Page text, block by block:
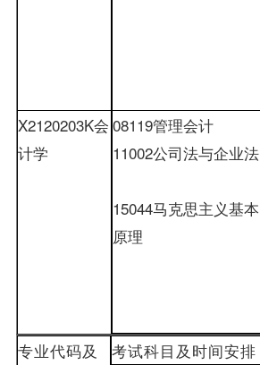
X2120203K会
计学
08119管理会计
11002公司法与企业法
15044马克思主义基本
原理
专业代码及
考试科目及时间安排